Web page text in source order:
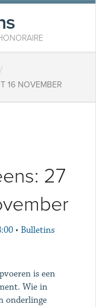
/
16 NOVEMBER
27
• Bulletins
is een
Wie in
onderlinge